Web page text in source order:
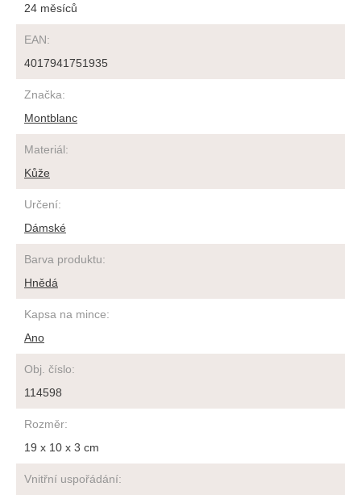
24 měsíců
EAN:
4017941751935
Značka:
Montblanc
Materiál:
Kůže
Určení:
Dámské
Barva produktu:
Hnědá
Kapsa na mince:
Ano
Obj. číslo:
114598
Rozměr:
19 x 10 x 3 cm
Vnitřní uspořádání: